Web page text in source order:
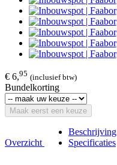
€ 6,95 (inclusief btw)
Bundelkorting
Maak eerst een keuze
Overzicht
Beschrijving
Specificaties